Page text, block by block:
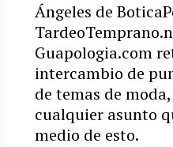
Ángeles de
Guapologia.com
intercambio de
de temas de
cualquier asunto
medio de esto.